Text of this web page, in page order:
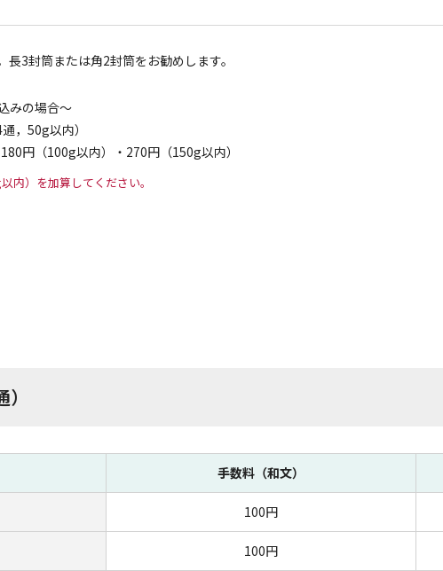
3封筒または角2封筒をお勧めします。
みの場合〜
，50g以内）
円（100g以内）・270円（150g以内）
内）を加算してください。
手数料（和文）
100円
100円